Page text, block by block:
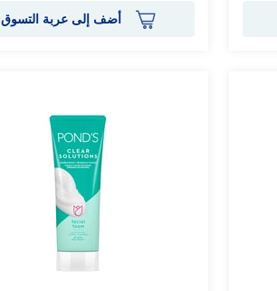
أضف إلى عربة التسوق